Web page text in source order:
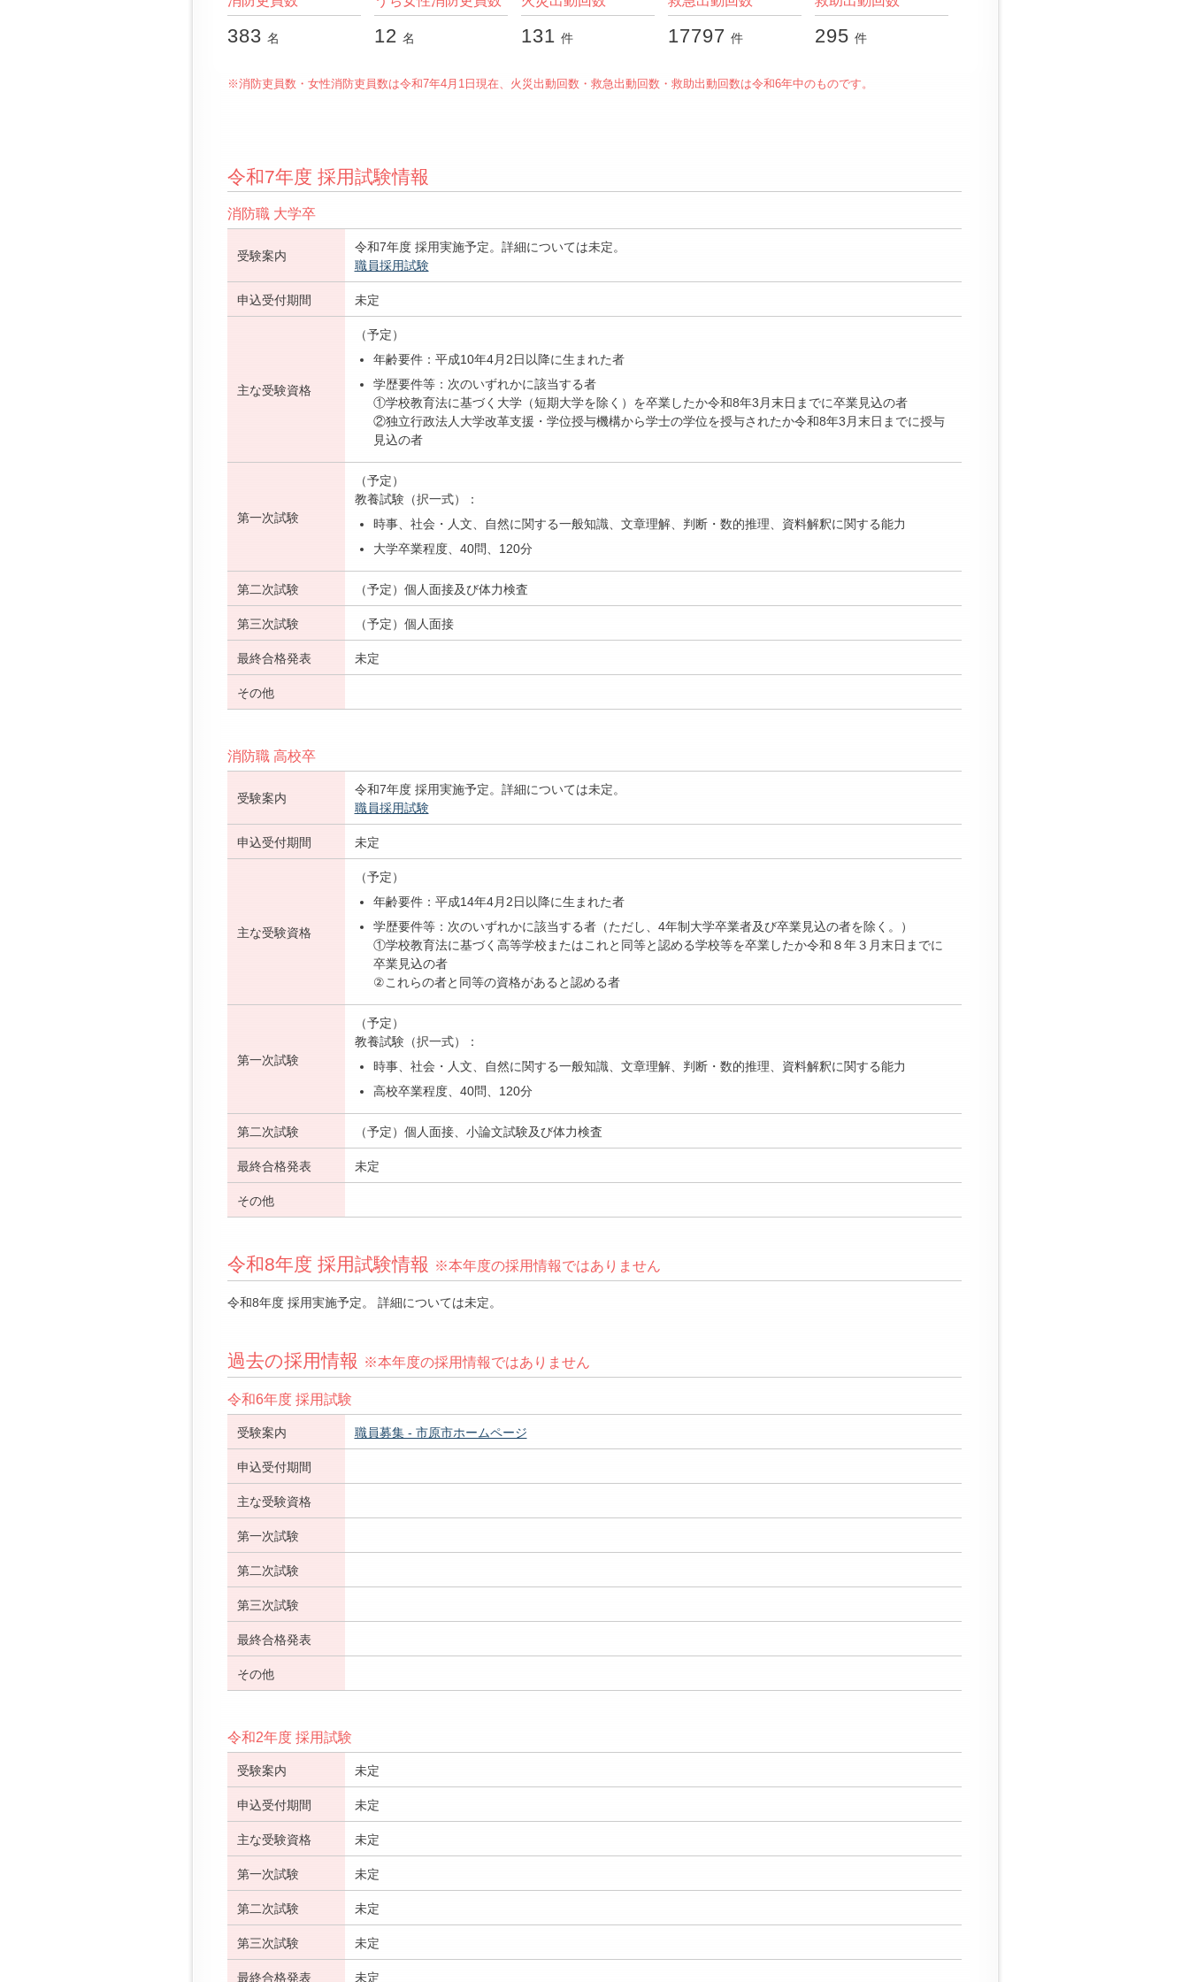
383 名 12 名 131 件 17797 件 295 件
※消防吏員数・女性消防吏員数は令和7年4月1日現在、火災出動回数・救急出動回数・救助出動回数は令和6年中のものです。
令和7年度 採用試験情報
消防職 大学卒
受験案内
令和7年度 採用実施予定。詳細については未定。
職員採用試験
申込受付期間 未定
主な受験資格
（予定）
年齢要件：平成10年4月2日以降に生まれた者
学歴要件等：次のいずれかに該当する者
①学校教育法に基づく大学（短期大学を除く）を卒業したか令和8年3月末日までに卒業見込の者
②独立行政法人大学改革支援・学位授与機構から学士の学位を授与されたか令和8年3月末日までに授与
見込の者
第一次試験
（予定）
教養試験（択一式）：
時事、社会・人文、自然に関する一般知識、文章理解、判断・数的推理、資料解釈に関する能力
大学卒業程度、40問、120分
第二次試験 （予定）個人面接及び体力検査
第三次試験 （予定）個人面接
最終合格発表 未定
その他
消防職 高校卒
受験案内
令和7年度 採用実施予定。詳細については未定。
職員採用試験
申込受付期間 未定
主な受験資格
（予定）
年齢要件：平成14年4月2日以降に生まれた者
学歴要件等：次のいずれかに該当する者（ただし、4年制大学卒業者及び卒業見込の者を除く。）
①学校教育法に基づく高等学校またはこれと同等と認める学校等を卒業したか令和８年３月末日までに
卒業見込の者
②これらの者と同等の資格があると認める者
第一次試験
（予定）
教養試験（択一式）：
時事、社会・人文、自然に関する一般知識、文章理解、判断・数的推理、資料解釈に関する能力
高校卒業程度、40問、120分
第二次試験 （予定）個人面接、小論文試験及び体力検査
最終合格発表 未定
その他
令和8年度 採用試験情報 ※本年度の採用情報ではありません
令和8年度 採用実施予定。 詳細については未定。
過去の採用情報 ※本年度の採用情報ではありません
令和6年度 採用試験
受験案内 職員募集 - 市原市ホームページ
申込受付期間
主な受験資格
第一次試験
第二次試験
第三次試験
最終合格発表
その他
令和2年度 採用試験
受験案内 未定
申込受付期間 未定
主な受験資格 未定
第一次試験 未定
第二次試験 未定
第三次試験 未定
最終合格発表 未定